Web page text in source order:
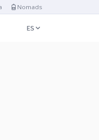
Nomads
ES